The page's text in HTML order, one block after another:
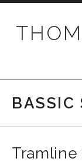
BASSIC
Tramline